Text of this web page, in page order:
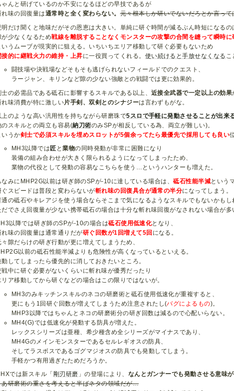
ゃんと研げているのか不安になるほどの早技であるが
れ味の回復量は通常時と全く変わらない。元々根本しか研いでないだろとか言って
明だけ聞くと地味だがその恩恵は大きい。単純に研ぐ時間が減るぶん時短になるの
が少なくなるため戦線を離脱することなくモンスターの攻撃の合間を縫って瞬時
いうムーブが現実的に狙える。いちいちエリア移動して研ぐ必要もないため
接的に継戦火力の維持・上昇に一役買ってくれる。 使い続けると手放せなくなる こ
闘技場や決戦場などそもそも逃げられないフィールドでのクエスト、
ラージャン、キリンなど隙の少ない強敵との戦闘では更に効果的。
士の必需品である砥石に影響するスキルである以上、 近接全武器で一定以上の効果
れ味消費が特に激しい片手剣、双剣とのシナジーは言わずもがな。
上のような高い汎用性を持ちながら研磨珠で5スロで手軽に発動させることが出来
のスキルとの両立も容易(納刀術のみSPが相反している為、両立が難しい)。
いうか剣士で必須スキルを埋めスロットが5個余ってたら最優先で採用しても良い
MH3以降では 匠 と業物の同時発動が非常に困難になり
装備の組み合わせが大きく限られるようになってしまったため、
業物の代役として発動の容易なこちらを使う…というハンターも増えた。
なみにMHP2G以前は研ぎ師のSPが-10に達している場合は、砥石性能半減という
ぐスピードは普段と変わらないが斬れ味の回復具合が通常の半分になってしまう。
通の砥石やキレアジを使う場合ならそこまで気になるようなスキルでもないかもし
だでさえ回復量が少ない携帯砥石の場合は十分な斬れ味回復がなされない場合が多
以降では研ぎ師のSPが-10の場合は砥石使用低速化となり、
れ味の回復量は通常通りだが研ぐ回数が1回増えて5回 になる。
々隙だらけの研ぎ行動が更に増えてしまうため、
以前の砥石性能半減よりも危険性が高くなっているといえる。
動してしまったら優先的に消しておきたいところ。
戦中に研ぐ必要がないくらいに斬れ味が優秀だったり
リア移動してから研ぐなどの場合はこの限りではないが。
MH3のみキッチンスキルのネコの研磨術と砥石使用低速化が重複すると、
更にもう1回研ぐ回数が増えてしまうため注意されたし(バグによるもの)。
MHP3以降ではちゃんとネコの研磨術分の研ぎ回数は減るので心配いらない。
MH4(G)では低速化が発動する防具が増えた。
レックスシリーズは亜種、希少種含め全シリーズがマイナスであり、
MH4Gのメインモンスターであるセルレギオスの防具、
そしてラスボスであるゴグマジオスの防具でも発動してしまう。
手軽かつ有用過ぎたためだろうか。
では新スキル「 剛刃研磨 」の登場により、 なんとガンナーでも発動させる意味
あ研磨術の重さを考えると半ばネタの領域だが…